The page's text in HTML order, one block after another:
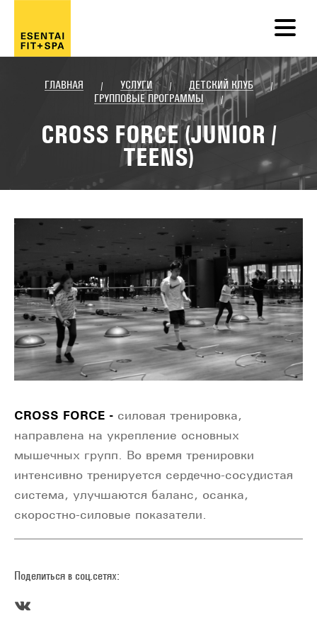
ГЛАВНАЯ / УСЛУГИ / ДЕТСКИЙ КЛУБ
/
ГРУППОВЫЕ ПРОГРАММЫ
/
CROSS FORCE (JUNIOR /
TEENS)
CROSS FORCE - силовая тренировка,
направлена на укрепление основных
мышечных групп. Во время тренировки
интенсивно тренируется сердечно-сосудистая
система, улучшаются баланс, осанка,
скоростно-силовые показатели.
Поделиться в соц.сетях: